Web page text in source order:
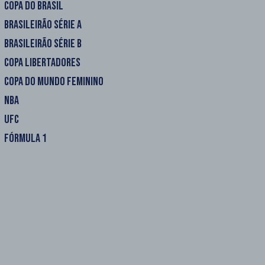
COPA DO BRASIL
BRASILEIRÃO SÉRIE A
BRASILEIRÃO SÉRIE B
COPA LIBERTADORES
COPA DO MUNDO FEMININO
NBA
UFC
FÓRMULA 1